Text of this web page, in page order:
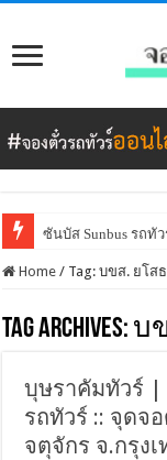
ซันบัส Sunbus รถทัว
Home / Tag:บขส. ยโส
Tag Archives: บ
บุษราคัมทัวร์ |
รถทัวร์ :: จุดจ
จตุจักร จ.กรุงเ